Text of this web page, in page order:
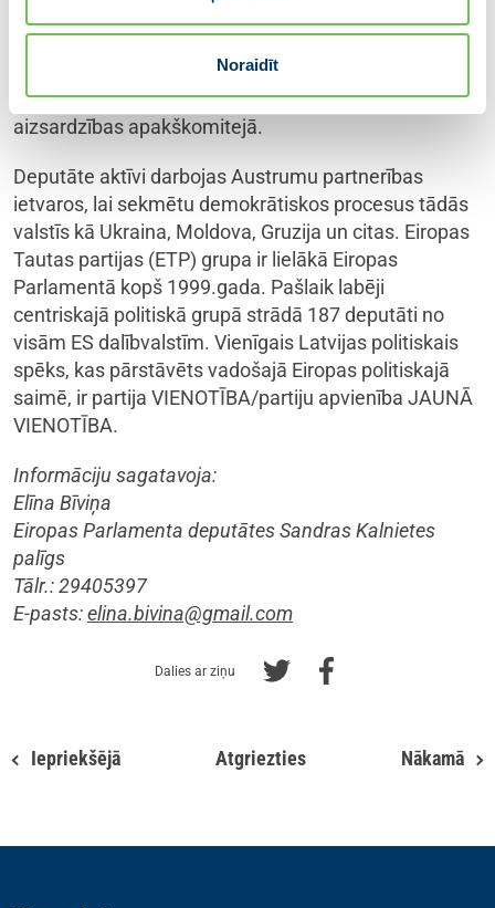
Noraidīt
VIENOTĪBA. Pildot doto mandātu darbam Eiropas
Parlamentā, Kalniete strādā Ārlietu un Starptautiskās
tirdzniecības komitejās, kā arī Drošības un
aizsardzības apakškomitejā.
Deputāte aktīvi darbojas Austrumu partnerības
ietvaros, lai sekmētu demokrātiskos procesus tādās
valstīs kā Ukraina, Moldova, Gruzija un citas. Eiropas
Tautas partijas (ETP) grupa ir lielākā Eiropas
Parlamentā kopš 1999.gada. Pašlaik labēji
centriskajā politiskā grupā strādā 187 deputāti no
visām ES dalībvalstīm. Vienīgais Latvijas politiskais
spēks, kas pārstāvēts vadošajā Eiropas politiskajā
saimē, ir partija VIENOTĪBA/partiju apvienība JAUNĀ
VIENOTĪBA.
Informāciju sagatavoja:
Elīna Bīviņa
Eiropas Parlamenta deputātes Sandras Kalnietes
palīgs
Tālr.: 29405397
E-pasts:elina.bivina@gmail.com
Dalies ar ziņu
Iepriekšējā Atgriezties Nākamā